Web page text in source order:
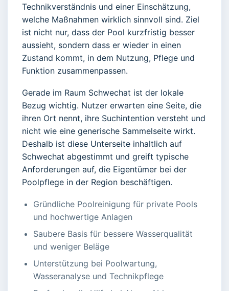
Technikverständnis und einer Einschätzung,
welche Maßnahmen wirklich sinnvoll sind. Ziel
ist nicht nur, dass der Pool kurzfristig besser
aussieht, sondern dass er wieder in einen
Zustand kommt, in dem Nutzung, Pflege und
Funktion zusammenpassen.
Gerade im Raum Schwechat ist der lokale
Bezug wichtig. Nutzer erwarten eine Seite, die
ihren Ort nennt, ihre Suchintention versteht und
nicht wie eine generische Sammelseite wirkt.
Deshalb ist diese Unterseite inhaltlich auf
Schwechat abgestimmt und greift typische
Anforderungen auf, die Eigentümer bei der
Poolpflege in der Region beschäftigen.
Gründliche Poolreinigung für private Pools
und hochwertige Anlagen
Saubere Basis für bessere Wasserqualität
und weniger Beläge
Unterstützung bei Poolwartung,
Wasseranalyse und Technikpflege